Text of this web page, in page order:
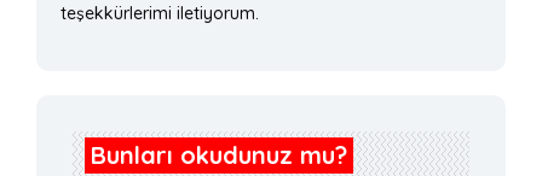
teşekkürlerimi iletiyorum.
Bunları okudunuz mu?